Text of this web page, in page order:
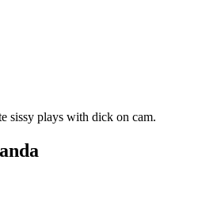
sissy plays with dick on cam.